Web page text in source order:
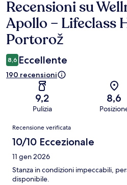
Recensioni
Recensioni su
Apollo – Lifeclass
Portorož
8,6 Eccellente
190 recensioni
9,2
Pulizia
8,6
Recensioni
Recensione verificata
10/10 Eccezionale
11 gen 2026
Stanza in condizioni impeccabili,
disponibile.